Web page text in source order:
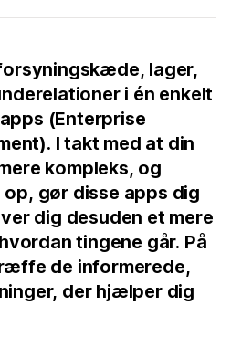
lager,
i én enkelt
(Enterprise
I takt med at din
kompleks, og
gør disse apps dig
dig desuden et mere
tingene går. På
de informerede,
der hjælper dig